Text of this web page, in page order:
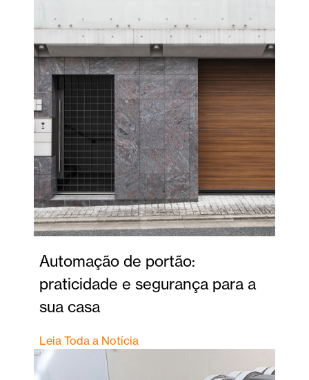
Automação de portão:
praticidade e segurança para a
sua casa
Leia Toda a Notícia